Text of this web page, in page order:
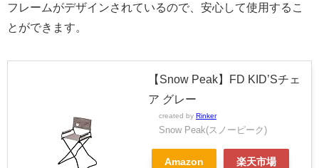
フレームがデザインされているので、安心して使用するこ
とができます。
【Snow Peak】FD KID’Sチェ
ア グレー
created by Rinker
Snow Peak(スノーピーク)
Amazon 楽天市場